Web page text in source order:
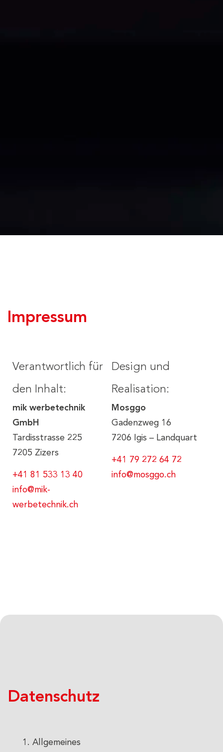
Impressum
Verantwortlich für
den Inhalt:
mik werbetechnik
GmbH
Tardisstrasse 225
7205 Zizers
+41 81 533 13 40
info@mik-
werbetechnik.ch
Design und
Realisation:
Mosggo
Gadenzweg 16
7206 Igis – Landquart
+41 79 272 64 72
info@mosggo.ch
Datenschutz
Allgemeines